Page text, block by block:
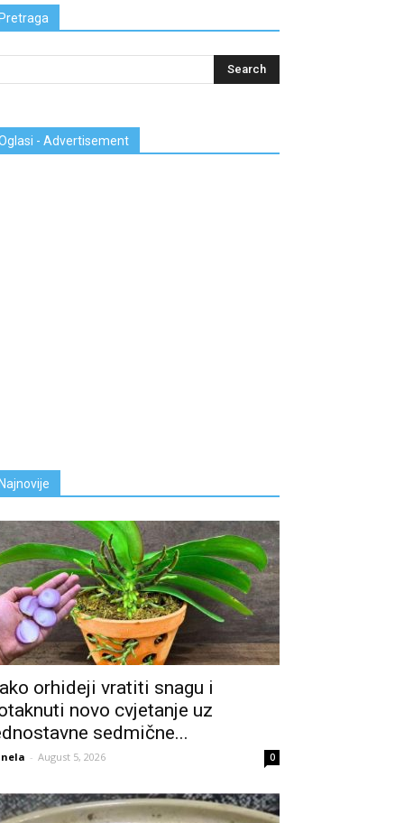
- Advertisement
orhideji vratiti snagu i
novo cvjetanje uz
sedmične...
- August 5, 2026 0